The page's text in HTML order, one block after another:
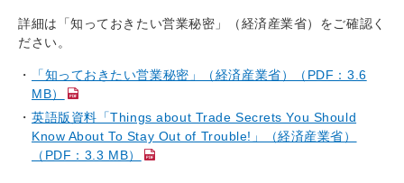
詳細は「知っておきたい営業秘密」（経済産業省）をご確認く
ださい。
「知っておきたい営業秘密」（経済産業省）（PDF：3.6
MB）
英語版資料「Things about Trade Secrets You Should
Know About To Stay Out of Trouble!」（経済産業省）
（PDF：3.3 MB）